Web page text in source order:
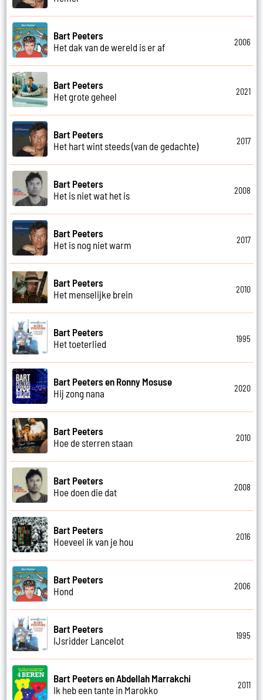
Bart Peeters
Het dak van de wereld is er af
2006
Bart Peeters
Het grote geheel
2021
Bart Peeters
Het hart wint steeds (van de gedachte)
2017
Bart Peeters
Het is niet wat het is
2008
Bart Peeters
Het is nog niet warm
2017
Bart Peeters
Het menselijke brein
2010
Bart Peeters
Het toeterlied
1995
Bart Peeters en Ronny Mosuse
Hij zong nana
2020
Bart Peeters
Hoe de sterren staan
2010
Bart Peeters
Hoe doen die dat
2008
Bart Peeters
Hoeveel ik van je hou
2016
Bart Peeters
Hond
2006
Bart Peeters
IJsridder Lancelot
1995
Bart Peeters en Abdellah Marrakchi
Ik heb een tante in Marokko
2011